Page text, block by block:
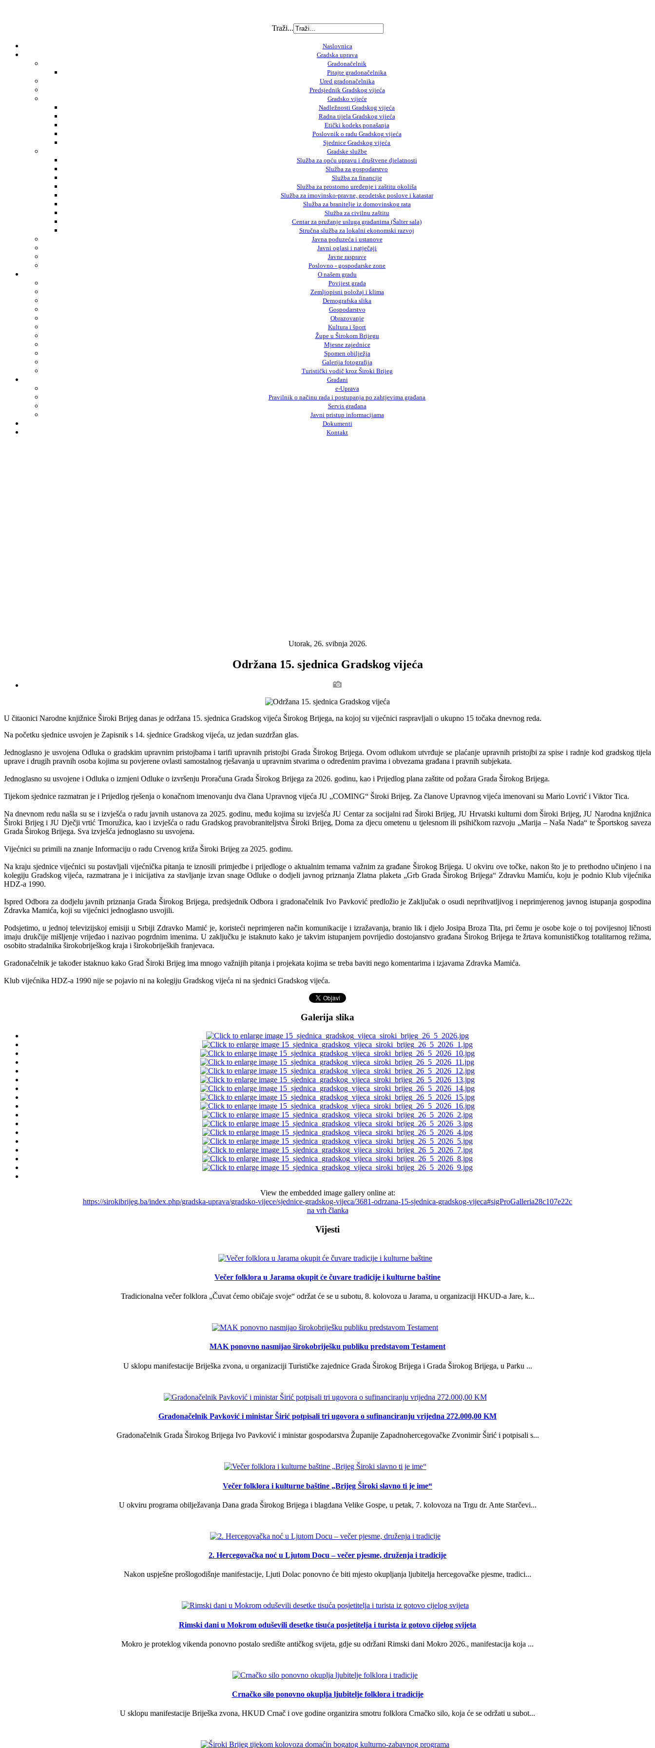
Traži...
Naslovnica
Gradska uprava
Gradonačelnik
Pitajte gradonačelnika
Ured gradonačelnika
Predsjednik Gradskog vijeća
Gradsko vijeće
Nadležnosti Gradskog vijeća
Radna tijela Gradskog vijeća
Etički kodeks ponašanja
Poslovnik o radu Gradskog vijeća
Sjednice Gradskog vijeća
Gradske službe
Služba za opću upravu i društvene djelatnosti
Služba za gospodarstvo
Služba za financije
Služba za prostorno uređenje i zaštitu okoliša
Služba za imovinsko-pravne, geodetske poslove i katastar
Služba za branitelje iz domovinskog rata
Služba za civilnu zaštitu
Centar za pružanje usluga građanima (Šalter sala)
Stručna služba za lokalni ekonomski razvoj
Javna poduzeća i ustanove
Javni oglasi i natječaji
Javne rasprave
Poslovno - gospodarske zone
O našem gradu
Povijest grada
Zemljopisni položaj i klima
Demografska slika
Gospodarstvo
Obrazovanje
Kultura i šport
Župe u Širokom Brijegu
Mjesne zajednice
Spomen obilježja
Galerija fotografija
Turistički vodič kroz Široki Brijeg
Građani
e-Uprava
Pravilnik o načinu rada i postupanja po zahtjevima građana
Servis građana
Javni pristup informacijama
Dokumenti
Kontakt
Utorak, 26. svibnja 2026.
Održana 15. sjednica Gradskog vijeća
U čitaonici Narodne knjižnice Široki Brijeg danas je održana 15. sjednica Gradskog vijeća Širokog Brijega, na kojoj su vijećnici raspravljali o ukupno 15 točaka dnevnog reda.
Na početku sjednice usvojen je Zapisnik s 14. sjednice Gradskog vijeća, uz jedan suzdržan glas.
Jednoglasno je usvojena Odluka o gradskim upravnim pristojbama i tarifi upravnih pristojbi Grada Širokog Brijega. Ovom odlukom utvrđuje se plaćanje upravnih pristojbi za spise i radnje kod gradskog tijela
uprave i drugih pravnih osoba kojima su povjerene ovlasti samostalnog rješavanja u upravnim stvarima o određenim pravima i obvezama građana i pravnih subjekata.
Jednoglasno su usvojene i Odluka o izmjeni Odluke o izvršenju Proračuna Grada Širokog Brijega za 2026. godinu, kao i Prijedlog plana zaštite od požara Grada Širokog Brijega.
Tijekom sjednice razmatran je i Prijedlog rješenja o konačnom imenovanju dva člana Upravnog vijeća JU „COMING“ Široki Brijeg. Za članove Upravnog vijeća imenovani su Mario Lovrić i Viktor Tica.
Na dnevnom redu našla su se i izvješća o radu javnih ustanova za 2025. godinu, među kojima su izvješća JU Centar za socijalni rad Široki Brijeg, JU Hrvatski kulturni dom Široki Brijeg, JU Narodna knjižnica
Široki Brijeg i JU Dječji vrtić Trnoružica, kao i izvješća o radu Gradskog pravobraniteljstva Široki Brijeg, Doma za djecu ometenu u tjelesnom ili psihičkom razvoju „Marija – Naša Nada“ te Športskog saveza
Grada Širokog Brijega. Sva izvješća jednoglasno su usvojena.
Vijećnici su primili na znanje Informaciju o radu Crvenog križa Široki Brijeg za 2025. godinu.
Na kraju sjednice vijećnici su postavljali vijećnička pitanja te iznosili primjedbe i prijedloge o aktualnim temama važnim za građane Širokog Brijega. U okviru ove točke, nakon što je to prethodno učinjeno i na
kolegiju Gradskog vijeća, razmatrana je i inicijativa za stavljanje izvan snage Odluke o dodjeli javnog priznanja Zlatna plaketa „Grb Grada Širokog Brijega“ Zdravku Mamiću, koju je podnio Klub vijećnika
HDZ-a 1990.
Ispred Odbora za dodjelu javnih priznanja Grada Širokog Brijega, predsjednik Odbora i gradonačelnik Ivo Pavković predložio je Zaključak o osudi neprihvatljivog i neprimjerenog javnog istupanja gospodina
Zdravka Mamića, koji su vijećnici jednoglasno usvojili.
Podsjetimo, u jednoj televizijskoj emisiji u Srbiji Zdravko Mamić je, koristeći neprimjeren način komunikacije i izražavanja, branio lik i djelo Josipa Broza Tita, pri čemu je osobe koje o toj povijesnoj ličnosti
imaju drukčije mišljenje vrijeđao i nazivao pogrdnim imenima. U zaključku je istaknuto kako je takvim istupanjem povrijedio dostojanstvo građana Širokog Brijega te žrtava komunističkog totalitarnog režima,
osobito stradalnika širokobriješkog kraja i širokobrijeških franjevaca.
Gradonačelnik je također istaknuo kako Grad Široki Brijeg ima mnogo važnijih pitanja i projekata kojima se treba baviti nego komentarima i izjavama Zdravka Mamića.
Klub vijećnika HDZ-a 1990 nije se pojavio ni na kolegiju Gradskog vijeća ni na sjednici Gradskog vijeća.
Galerija slika
View the embedded image gallery online at:
https://sirokibrijeg.ba/index.php/gradska-uprava/gradsko-vijece/sjednice-gradskog-vijeca/3681-odrzana-15-sjednica-gradskog-vijeca#sigProGalleria28c107e22c
na vrh članka
Vijesti
Večer folklora u Jarama okupit će čuvare tradicije i kulturne baštine
Tradicionalna večer folklora „Čuvat ćemo običaje svoje“ održat će se u subotu, 8. kolovoza u Jarama, u organizaciji HKUD-a Jare, k...
MAK ponovno nasmijao širokobriješku publiku predstavom Testament
U sklopu manifestacije Briješka zvona, u organizaciji Turističke zajednice Grada Širokog Brijega i Grada Širokog Brijega, u Parku ...
Gradonačelnik Pavković i ministar Širić potpisali tri ugovora o sufinanciranju vrijedna 272.000,00 KM
Gradonačelnik Grada Širokog Brijega Ivo Pavković i ministar gospodarstva Županije Zapadnohercegovačke Zvonimir Širić i potpisali s...
Večer folklora i kulturne baštine „Brijeg Široki slavno ti je ime“
U okviru programa obilježavanja Dana grada Širokog Brijega i blagdana Velike Gospe, u petak, 7. kolovoza na Trgu dr. Ante Starčevi...
2. Hercegovačka noć u Ljutom Docu – večer pjesme, druženja i tradicije
Nakon uspješne prošlogodišnje manifestacije, Ljuti Dolac ponovno će biti mjesto okupljanja ljubitelja hercegovačke pjesme, tradici...
Rimski dani u Mokrom oduševili desetke tisuća posjetitelja i turista iz gotovo cijelog svijeta
Mokro je proteklog vikenda ponovno postalo središte antičkog svijeta, gdje su održani Rimski dani Mokro 2026., manifestacija koja ...
Crnačko silo ponovno okuplja ljubitelje folklora i tradicije
U sklopu manifestacije Briješka zvona, HKUD Crnač i ove godine organizira smotru folklora Crnačko silo, koja će se održati u subot...